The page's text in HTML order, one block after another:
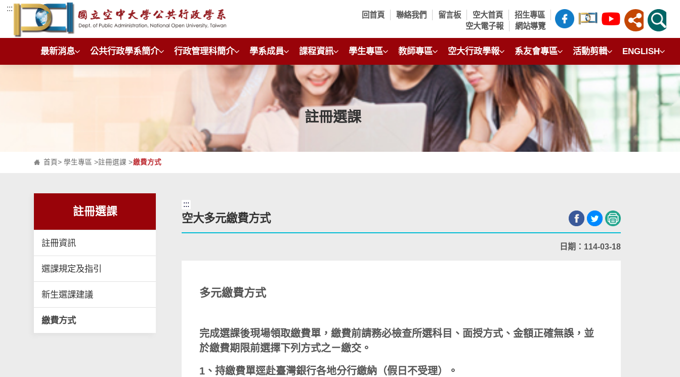
跳到主要內容區塊
:::
回首頁 聯絡我們 留言板 空大首頁
招生專區
空大電子報
網站導覽
最新消息 公共行政學系簡介 行政管理科簡介 學系成員 課程資訊 學生專區 教師專區 空大行政學報 系友會專區 活動剪輯 ENGLISH
註冊選課
首頁>學生專區 >註冊選課 >繳費方式
註冊選課
註冊資訊
選課規定及指引
新生選課建議
繳費方式
:::
空大多元繳費方式
日期：114-03-18
多元繳費方式
完成選課後現場領取繳費單，繳費前請務必檢查所選科目、面授方式、金額正確無誤，並
於繳費期限前選擇下列方式之ㄧ繳交。
1、持繳費單逕赴臺灣銀行各地分行繳納（假日不受理）。